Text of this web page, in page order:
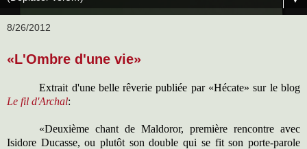
8/26/2012
«L'Ombre d'une vie»
Extrait d'une belle rêverie publiée par «Hécate» sur le blog
Le fil d'Archal:
«Deuxième chant de Maldoror, première rencontre avec
Isidore Ducasse, ou plutôt son double qui se fit son porte-parole